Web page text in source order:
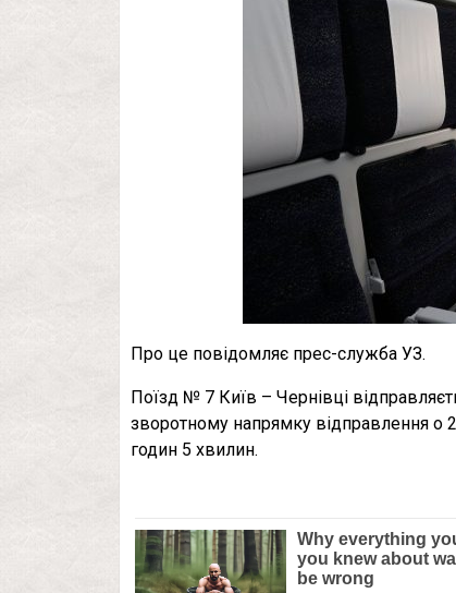
Про це повідомляє прес-служба УЗ.
Поїзд № 7 Київ – Чернівці
зворотному напрямку відправлення о
годин 5 хвилин.